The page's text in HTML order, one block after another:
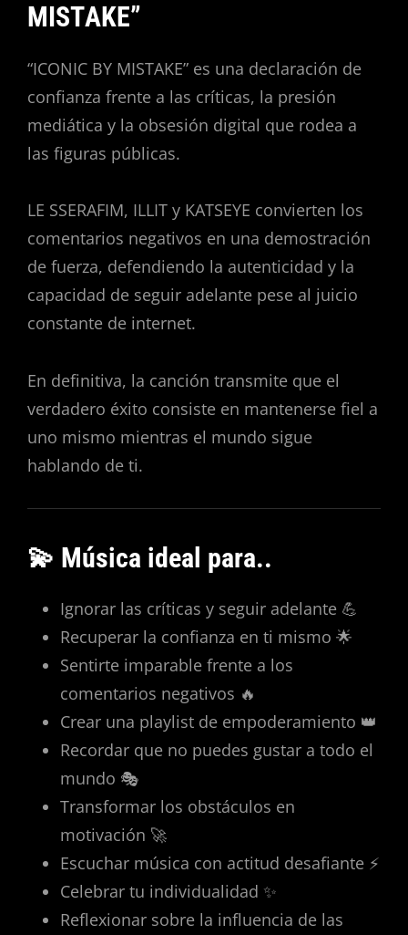
MISTAKE”
“ICONIC BY MISTAKE” es una declaración de
confianza frente a las críticas, la presión
mediática y la obsesión digital que rodea a
las figuras públicas.
LE SSERAFIM, ILLIT y KATSEYE convierten los
comentarios negativos en una demostración
de fuerza, defendiendo la autenticidad y la
capacidad de seguir adelante pese al juicio
constante de internet.
En definitiva, la canción transmite que el
verdadero éxito consiste en mantenerse fiel a
uno mismo mientras el mundo sigue
hablando de ti.
💫 Música ideal para..
Ignorar las críticas y seguir adelante 💪
Recuperar la confianza en ti mismo 🌟
Sentirte imparable frente a los
comentarios negativos 🔥
Crear una playlist de empoderamiento 👑
Recordar que no puedes gustar a todo el
mundo 🎭
Transformar los obstáculos en
motivación 🚀
Escuchar música con actitud desafiante ⚡
Celebrar tu individualidad ✨
Reflexionar sobre la influencia de las